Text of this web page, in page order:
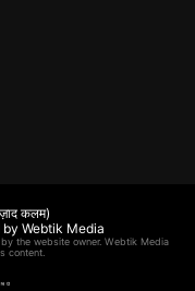
कलम)
Webtik Media
the website owner. Webtik Media
content.